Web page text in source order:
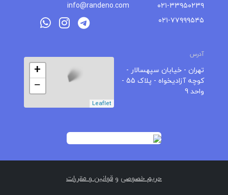
۰۲۱-۳۳۹۵۰۲۳۹
۰۲۱-۷۷۹۹۹۵۴۵
info@randeno.com
آدرس
تهران - خیابان سپهسالار -
کوچه آزادیخواه - پلاک 55 -
واحد 9
+
−
Leaflet
حریم خصوصی و قوانین و مقررات